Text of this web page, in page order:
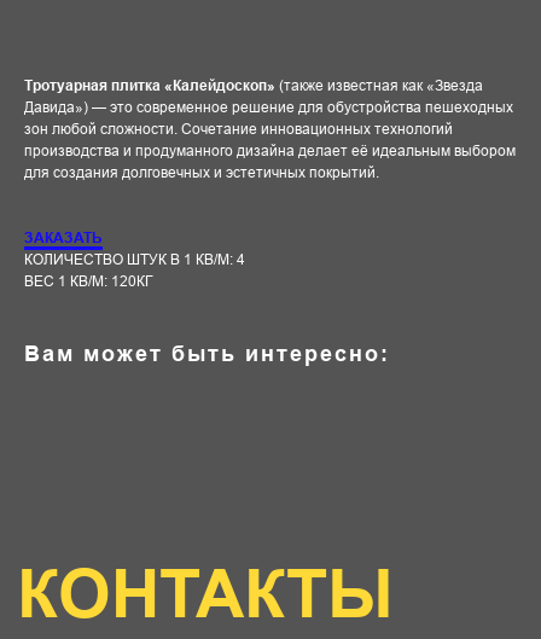
Тротуарная плитка «Калейдоскоп» (также известная как «Звезда
Давида») — это современное решение для обустройства пешеходных
зон любой сложности. Сочетание инновационных технологий
производства и продуманного дизайна делает её идеальным выбором
для создания долговечных и эстетичных покрытий.
ЗАКАЗАТЬ
КОЛИЧЕСТВО ШТУК В 1 КВ/М: 4
ВЕС 1 КВ/М: 120КГ
Вам может быть интересно:
ООО "Строй-сити"
Адрес:
ПН-ПТ с 8.00-17.00